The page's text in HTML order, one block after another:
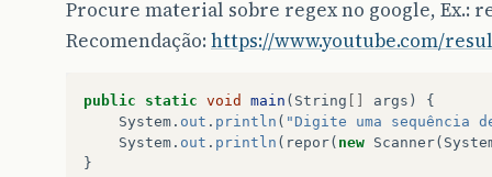
Procure material sobre regex no google, Ex.:
Recomendação: https://www.youtube.com/
public static void main ( String args )
{
System . out . println ( "Digite uma sequência
System . out . println ( repor( new Scanner(
}